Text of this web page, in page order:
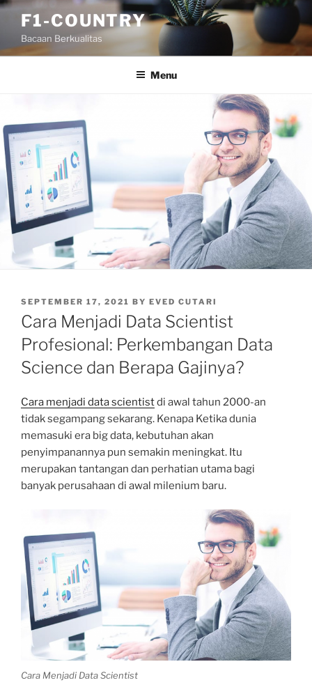
Skip
content
F1-COUNTRY
Bacaan Berkualitas
Menu
POSTED
ON
SEPTEMBER 17, 2021 BY EVED CUTARI
Cara Menjadi Data Scientist
Profesional: Perkembangan Data
Science dan Berapa Gajinya?
Cara menjadi data scientistdi awal tahun 2000-an
tidak segampang sekarang. Kenapa Ketika dunia
memasuki era big data, kebutuhan akan
penyimpanannya pun semakin meningkat. Itu
merupakan tantangan dan perhatian utama bagi
banyak perusahaan di awal milenium baru.
Cara Menjadi Data Scientist